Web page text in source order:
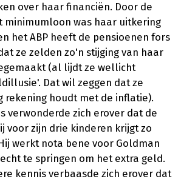
over haar financiën. Door de
minimumloon was haar uitkering
het ABP heeft de pensioenen fors
ze zelden zo'n stijging van haar
(al lijdt ze wellicht
Dat wil zeggen dat ze
rekening houdt met de inflatie).
verwonderde zich erover dat de
voor zijn drie kinderen krijgt zo
werkt nota bene voor Goldman
te springen om het extra geld.
kennis verbaasde zich erover dat